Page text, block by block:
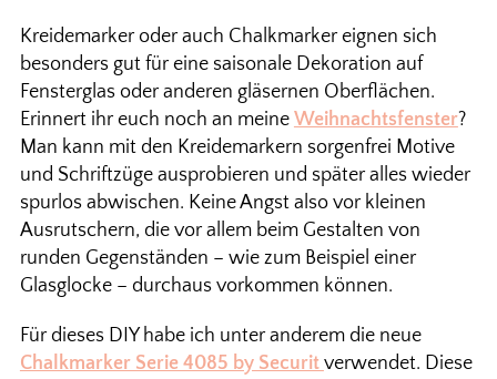
Kreidemarker oder auch Chalkmarker eignen sich
besonders gut für eine saisonale Dekoration auf
Fensterglas oder anderen gläsernen Oberflächen.
Erinnert ihr euch noch an meine Weihnachtsfenster?
Man kann mit den Kreidemarkern sorgenfrei Motive
und Schriftzüge ausprobieren und später alles wieder
spurlos abwischen. Keine Angst also vor kleinen
Ausrutschern, die vor allem beim Gestalten von
runden Gegenständen – wie zum Beispiel einer
Glasglocke – durchaus vorkommen können.
Für dieses DIY habe ich unter anderem die neue
Chalkmarker Serie 4085 by Securit verwendet. Diese